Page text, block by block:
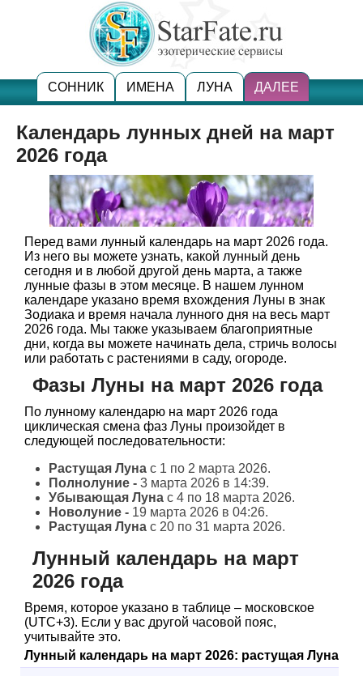
СОННИК ИМЕНА ЛУНА ДАЛЕЕ
Календарь лунных дней на март
2026 года
Перед вами лунный календарь на март 2026 года.
Из него вы можете узнать, какой лунный день
сегодня и в любой другой день марта, а также
лунные фазы в этом месяце. В нашем лунном
календаре указано время вхождения Луны в знак
Зодиака и время начала лунного дня на весь март
2026 года. Мы также указываем благоприятные
дни, когда вы можете начинать дела, стричь волосы
или работать с растениями в саду, огороде.
Фазы Луны на март 2026 года
По лунному календарю на март 2026 года
циклическая смена фаз Луны произойдет в
следующей последовательности:
Растущая Луна с 1 по 2 марта 2026.
Полнолуние - 3 марта 2026 в 14:39.
Убывающая Луна с 4 по 18 марта 2026.
Новолуние - 19 марта 2026 в 04:26.
Растущая Луна с 20 по 31 марта 2026.
Лунный календарь на март
2026 года
Время, которое указано в таблице – московское
(UTC+3). Если у вас другой часовой пояс,
учитывайте это.
Лунный календарь на март 2026: растущая Луна